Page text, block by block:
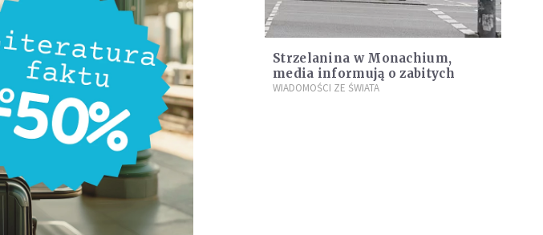
Strzelanina w Monachium,
media informują o zabitych
WIADOMOŚCI ZE ŚWIATA